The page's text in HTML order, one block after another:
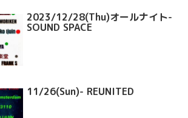
2023/12/28(Thu)オールナイト-
SOUND SPACE
11/26(Sun)- REUNITED